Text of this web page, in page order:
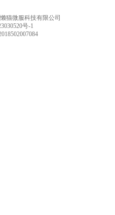
猫微服科技有限公司
号-1